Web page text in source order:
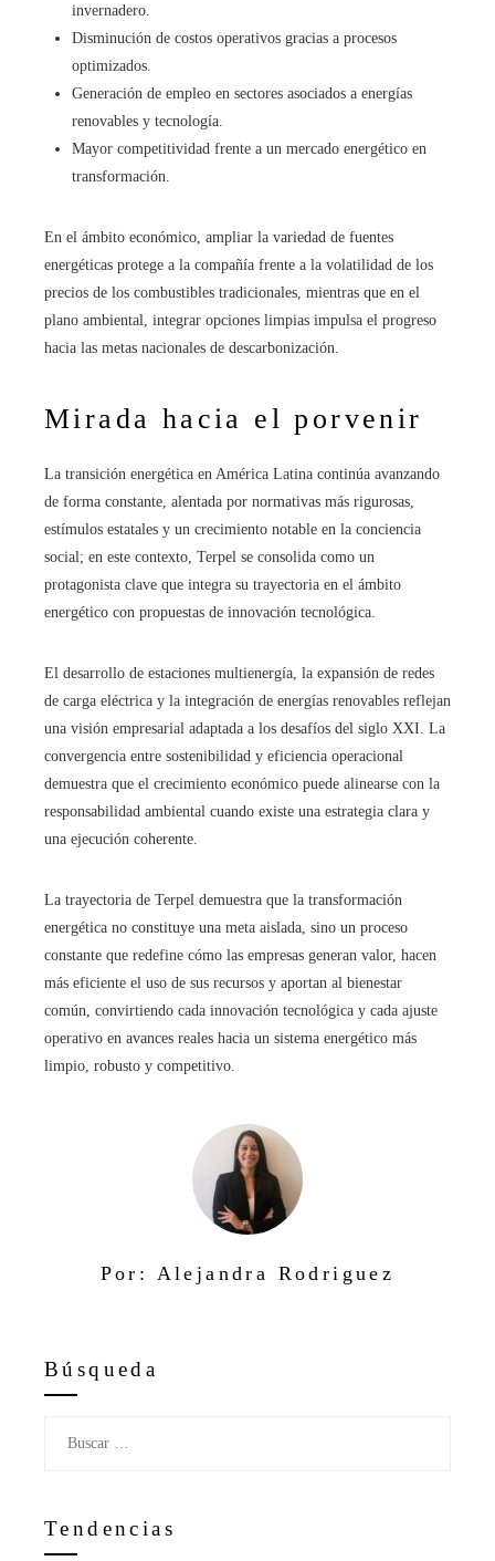
invernadero.
Disminución de costos operativos gracias a procesos
optimizados.
Generación de empleo en sectores asociados a energías
renovables y tecnología.
Mayor competitividad frente a un mercado energético en
transformación.
En el ámbito económico, ampliar la variedad de fuentes
energéticas protege a la compañía frente a la volatilidad de los
precios de los combustibles tradicionales, mientras que en el
plano ambiental, integrar opciones limpias impulsa el progreso
hacia las metas nacionales de descarbonización.
Mirada hacia el porvenir
La transición energética en América Latina continúa avanzando
de forma constante, alentada por normativas más rigurosas,
estímulos estatales y un crecimiento notable en la conciencia
social; en este contexto, Terpel se consolida como un
protagonista clave que integra su trayectoria en el ámbito
energético con propuestas de innovación tecnológica.
El desarrollo de estaciones multienergía, la expansión de redes
de carga eléctrica y la integración de energías renovables reflejan
una visión empresarial adaptada a los desafíos del siglo XXI. La
convergencia entre sostenibilidad y eficiencia operacional
demuestra que el crecimiento económico puede alinearse con la
responsabilidad ambiental cuando existe una estrategia clara y
una ejecución coherente.
La trayectoria de Terpel demuestra que la transformación
energética no constituye una meta aislada, sino un proceso
constante que redefine cómo las empresas generan valor, hacen
más eficiente el uso de sus recursos y aportan al bienestar
común, convirtiendo cada innovación tecnológica y cada ajuste
operativo en avances reales hacia un sistema energético más
limpio, robusto y competitivo.
Por: Alejandra Rodriguez
Búsqueda
Tendencias